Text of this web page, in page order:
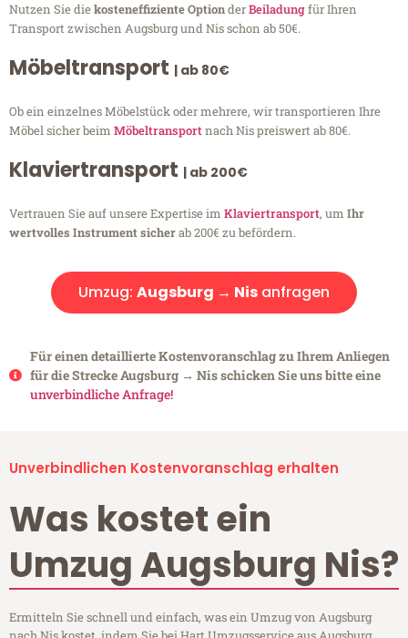
Nutzen Sie diekosteneffiziente OptionderBeiladungfür Ihren
Transport zwischen Augsburg und Nis schon ab 50€.
Möbeltransport | ab 80€
Ob ein einzelnes Möbelstück oder mehrere, wir transportieren Ihre
Möbel sicher beim Möbeltransportnach Nis preiswert ab 80€.
Klaviertransport | ab 200€
Vertrauen Sie auf unsere Expertise im Klaviertransport, um Ihr
wertvolles Instrument sicherab 200€ zu befördern.
Umzug: Augsburg → Nis anfragen
Für einen detaillierte Kostenvoranschlag zu Ihrem Anliegen
für die Strecke Augsburg → Nis schicken Sie uns bitte eine
unverbindliche Anfrage!
Unverbindlichen Kostenvoranschlag erhalten
Was kostet ein
Umzug Augsburg Nis?
Ermitteln Sie schnell und einfach, was ein Umzug von Augsburg